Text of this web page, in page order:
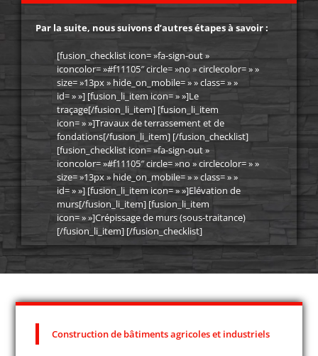
Par la suite, nous suivons d’autres étapes à savoir :
[fusion_checklist icon= »fa-sign-out »
iconcolor= »#f11105″ circle= »no » circlecolor= » »
size= »13px » hide_on_mobile= » » class= » »
id= » »] [fusion_li_item icon= » »]Le
traçage[/fusion_li_item] [fusion_li_item
icon= » »]Travaux de terrassement et de
fondations[/fusion_li_item] [/fusion_checklist]
[fusion_checklist icon= »fa-sign-out »
iconcolor= »#f11105″ circle= »no » circlecolor= » »
size= »13px » hide_on_mobile= » » class= » »
id= » »] [fusion_li_item icon= » »]Elévation de
murs[/fusion_li_item] [fusion_li_item
icon= » »]Crépissage de murs(sous-traitance)
[/fusion_li_item] [/fusion_checklist]
Construction de bâtiments agricoles et industriels